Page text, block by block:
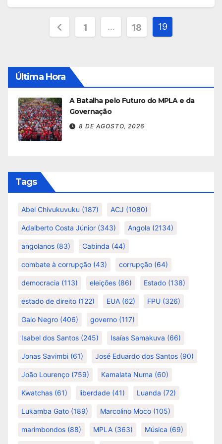
Paginação
conteúdos
1 … 18 19
Última Hora
A Batalha pelo Futuro do MPLA e da
Governação
8 DE AGOSTO, 2026
Tags
Abel Chivukuvuku (187) ACJ (1080)
Adalberto Costa Júnior (343) Angola (2134)
angolanos (83) Cabinda (44)
combate à corrupção (43) corrupção (64)
democracia (113) eleições (86) Estado (138)
estado de direito (122) EUA (62) FPU (326)
Galo Negro (406) governo (117)
Isabel dos Santos (245) Isaías Samakuva (66)
Jonas Savimbi (61) José Eduardo dos Santos (90)
João Lourenço (759) Kamalata Numa (60)
Kwatchas (61) liberdade (41) Luanda (72)
Lukamba Gato (189) Marcolino Moco (105)
marimbondos (88) MPLA (363) Música (69)